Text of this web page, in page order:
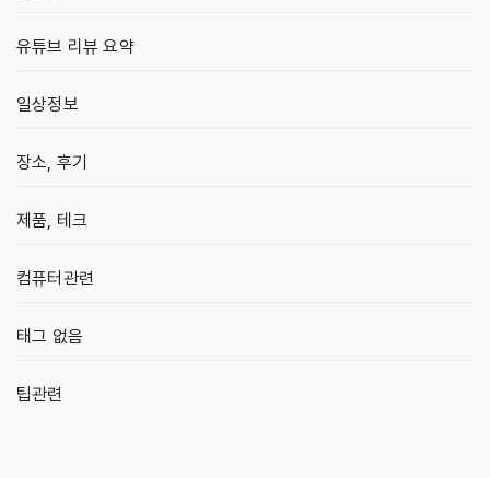
유튜브 리뷰 요약
일상정보
장소, 후기
제품, 테크
컴퓨터관련
태그 없음
팁관련